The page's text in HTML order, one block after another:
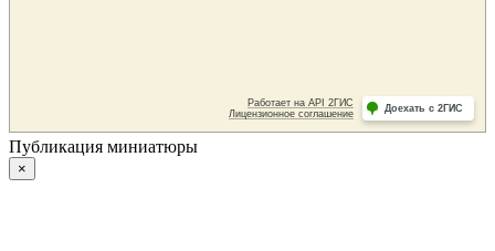
Публикация миниатюры
×